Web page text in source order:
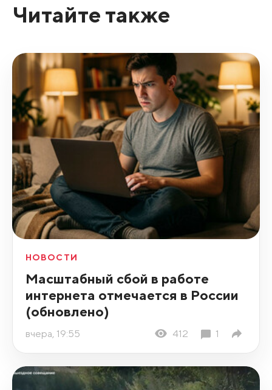
Читайте также
НОВОСТИ
Масштабный сбой в работе
интернета отмечается в России
(обновлено)
вчера, 19:55 412 1